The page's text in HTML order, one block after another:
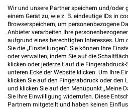
EDEKA
Wir und unsere Partner speichern und/
einem Gerät zu, wie z. B. eindeutige IDs in
Browserspeichern, um personenbezogene
Anbieter verarbeiten Ihre
aufgrund eines berechtigten Interesses. Um
Sie die „Einstellungen“. Sie können Ihre
oder verwalten, indem Sie auf die
klicken oder jederzeit auf die
unteren Ecke der Website klicken. Um Ihre
klicken Sie auf den Fingerabdruck oder den
und klicken Sie auf den Menüpunkt „Meine
Sie Ihre Einwilligung widerrufen. Diese
Partnern mitgeteilt und haben keinen